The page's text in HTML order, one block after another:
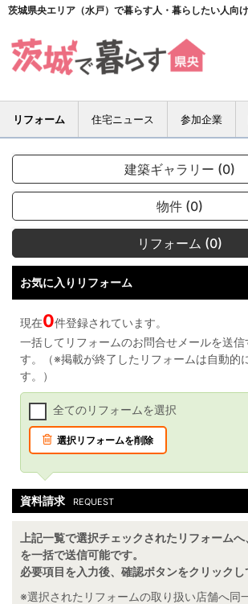
リフォーム 住宅ニュース 参加企業
建築ギャラリー (0)
物件 (0)
リフォーム (0)
お気に入りリフォーム
現在0件登録されています。
一括してリフォームのお問合せメールを送
す。（※掲載が終了したリフォームは自動的
す。）
全てのリフォームを選択
選択リフォームを削除
資料請求 REQUEST
上記一覧で選択チェックされたリフォーム
を一括で送信可能です。
必要項目を入力後、確認ボタンをクリックし
※選択されたリフォームの取り扱い店舗へ同